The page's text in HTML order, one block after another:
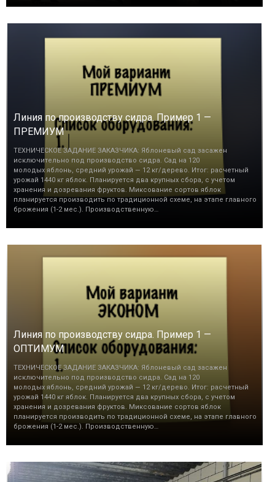
Линия по производству сидра. Пример 1 —
ПРЕМИУМ
ТЕХНИЧЕСКОЕ ЗАДАНИЕ ЗАКАЗЧИКА: Яблоневый сад засажен
исключительно под производство сидра. Сад на 120
молодых яблонь, средний урожай — 12 кг/дерево. Итог: расчетный
урожай 1440 кг яблок. Планируется два крупных сбора, с учетом
хранения и дозревания фруктов. Миксование сортов яблок
планируется производить по традиционной схеме, на этапе главного
брожения (1-2 мес.). Производственную…
Линия по производству сидра. Пример 1 —
ОПТИМУМ
ТЕХНИЧЕСКОЕ ЗАДАНИЕ ЗАКАЗЧИКА: Яблоневый сад засажен
исключительно под производство сидра. Сад на 120
молодых яблонь, средний урожай — 12 кг/дерево. Итог: расчетный
урожай 1440 кг яблок. Планируется два крупных сбора, с учетом
хранения и дозревания фруктов. Миксование сортов яблок
планируется производить по традиционной схеме, на этапе главного
брожения (1-2 мес.). Производственную…